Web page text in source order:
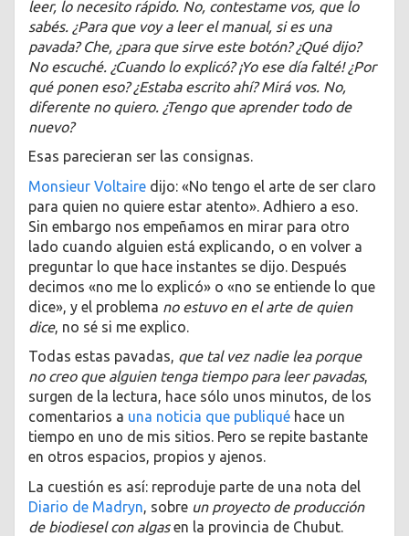
leer, lo necesito rápido. No, contestame vos, que lo
sabés. ¿Para que voy a leer el manual, si es una
pavada? Che, ¿para que sirve este botón? ¿Qué dijo?
No escuché. ¿Cuando lo explicó? ¡Yo ese día falté! ¿Por
qué ponen eso? ¿Estaba escrito ahí? Mirá vos. No,
diferente no quiero. ¿Tengo que aprender todo de
nuevo?
Esas parecieran ser las consignas.
Monsieur Voltaire dijo: «No tengo el arte de ser claro
para quien no quiere estar atento». Adhiero a eso.
Sin embargo nos empeñamos en mirar para otro
lado cuando alguien está explicando, o en volver a
preguntar lo que hace instantes se dijo. Después
decimos «no me lo explicó» o «no se entiende lo que
dice», y el problema no estuvo en el arte de quien
dice, no sé si me explico.
Todas estas pavadas, que tal vez nadie lea porque
no creo que alguien tenga tiempo para leer pavadas,
surgen de la lectura, hace sólo unos minutos, de los
comentarios a una noticia que publiqué hace un
tiempo en uno de mis sitios. Pero se repite bastante
en otros espacios, propios y ajenos.
La cuestión es así: reproduje parte de una nota del
Diario de Madryn, sobre un proyecto de producción
de biodiesel con algasen la provincia de Chubut.